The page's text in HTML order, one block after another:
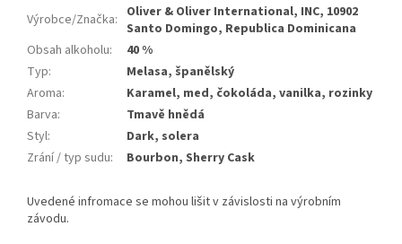
Výrobce/Značka: Oliver & Oliver International, INC, 10902
Santo Domingo, Republica Dominicana
Obsah alkoholu:
40 %
Typ:
Melasa, španělský
Aroma:
Karamel, med, čokoláda, vanilka, rozinky
Barva:
Tmavě hnědá
Styl:
Dark, solera
Zrání / typ sudu: Bourbon, Sherry Cask